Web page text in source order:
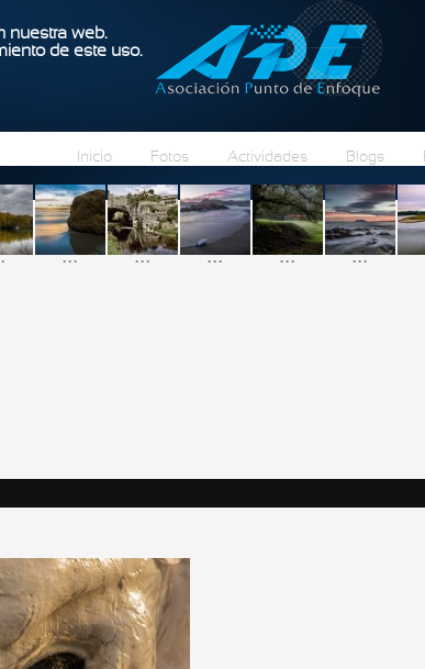
nuestra web.
de este uso.
Pasar al contenido principal
Inicio Fotos Actividades Blogs
... ... ... ... ...